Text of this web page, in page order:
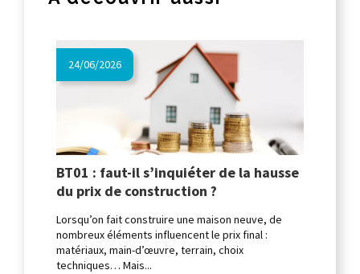
BT01 : faut-il s’inquiéter de la hausse
du prix de construction ?
24/06/2026
Lorsqu’on fait construire une maison neuve, de
nombreux éléments influencent le prix final :
matériaux, main-d’œuvre, terrain, choix
techniques… Mais...